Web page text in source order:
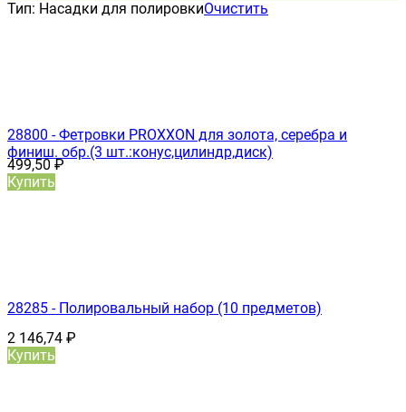
Тип: Насадки для полировкиОчистить
28800 - Фетровки PROXXON для золота, серебра и
финиш. обр.(3 шт.:конус,цилиндр,диск)
499,50₽
Купить
28285 - Полировальный набор (10 предметов)
2 146,74 ₽
Купить